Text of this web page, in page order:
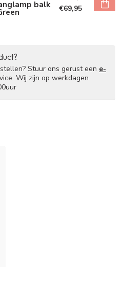
balk
€69,95
Stuur ons gerust een e-
Wij zijn op werkdagen